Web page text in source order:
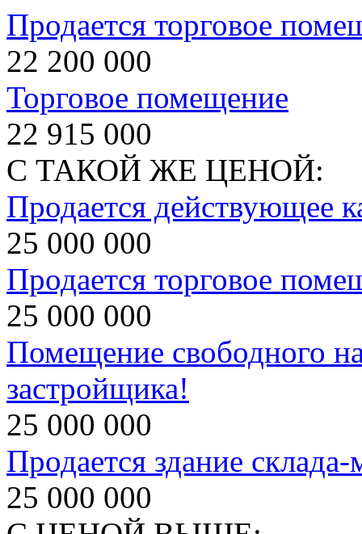
Продается торговое
22 200 000
Торговое помещение
22 915 000
С ТАКОЙ ЖЕ ЦЕНОЙ:
Продается действующее
25 000 000
Продается торговое
25 000 000
Помещение свободного
застройщика!
25 000 000
Продается здание склада-
25 000 000